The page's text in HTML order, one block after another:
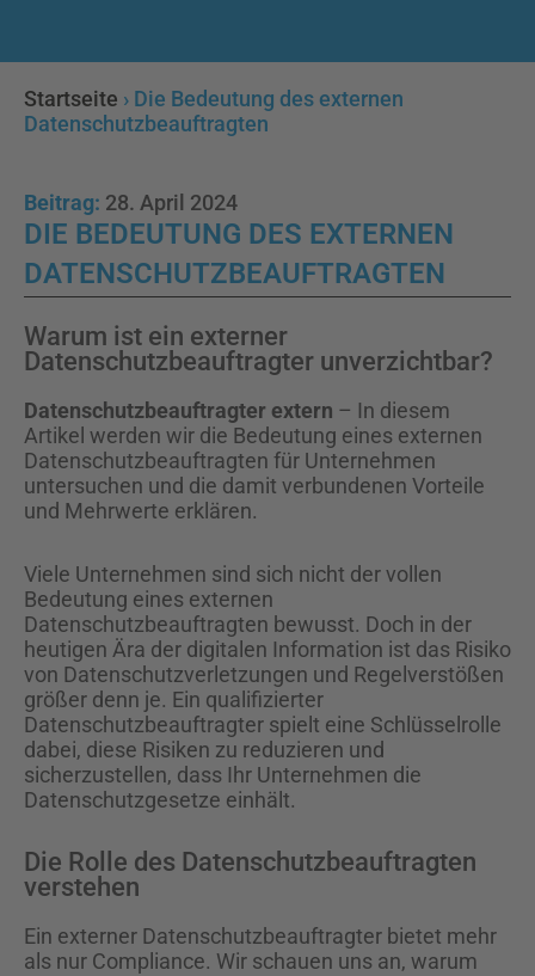
Startseite › Die Bedeutung des externen
Datenschutzbeauftragten
Beitrag: 28. April 2024
DIE BEDEUTUNG DES EXTERNEN
DATENSCHUTZBEAUFTRAGTEN
Warum ist ein externer
Datenschutzbeauftragter unverzichtbar?
Datenschutzbeauftragter extern – In diesem
Artikel werden wir die Bedeutung eines externen
Datenschutzbeauftragten für Unternehmen
untersuchen und die damit verbundenen Vorteile
und Mehrwerte erklären.
Viele Unternehmen sind sich nicht der vollen
Bedeutung eines externen
Datenschutzbeauftragten bewusst. Doch in der
heutigen Ära der digitalen Information ist das Risiko
von Datenschutzverletzungen und Regelverstößen
größer denn je. Ein qualifizierter
Datenschutzbeauftragter spielt eine Schlüsselrolle
dabei, diese Risiken zu reduzieren und
sicherzustellen, dass Ihr Unternehmen die
Datenschutzgesetze einhält.
Die Rolle des Datenschutzbeauftragten
verstehen
Ein externer Datenschutzbeauftragter bietet mehr
als nur Compliance. Wir schauen uns an, warum